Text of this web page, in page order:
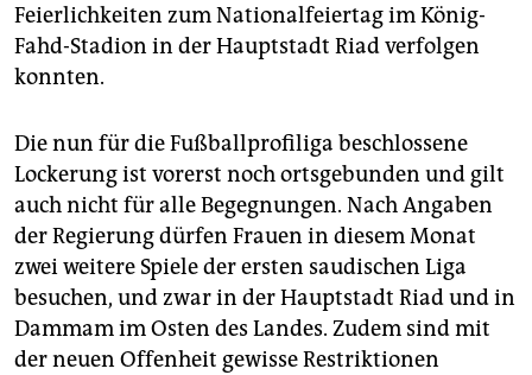
Feierlichkeiten zum Nationalfeiertag im König-
Fahd-Stadion in der Hauptstadt Riad verfolgen
konnten.
Die nun für die Fußballprofiliga beschlossene
Lockerung ist vorerst noch ortsgebunden und gilt
auch nicht für alle Begegnungen. Nach Angaben
der Regierung dürfen Frauen in diesem Monat
zwei weitere Spiele der ersten saudischen Liga
besuchen, und zwar in der Hauptstadt Riad und in
Dammam im Osten des Landes. Zudem sind mit
der neuen Offenheit gewisse Restriktionen